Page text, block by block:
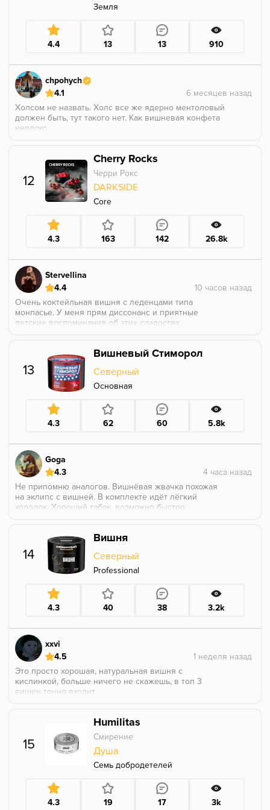
Земля
4.4 13 13 910
chpohych
4.1
Холсом не назвать. Холс все же ядерно ментоловый
должен быть, тут такого нет. Как вишневая конфета
неплохо.
12
Cherry Rocks
Черри Рокс
DARKSIDE
Core
4.3 163 142 26.8k
Stervellina
4.4
Очень коктейльная вишня с леденцами типа
монпасье. У меня прям диссонанс и приятные
детские воспоминания об этих сладостях.
13
Вишневый Стиморол
Северный
Основная
4.3 62 60 5.8k
Goga
4.3
Не припомню аналогов. Вишнёвая жвачка похожая
на эклипс с вишней. В комплекте идёт лёгкий
холодок. Хороший табак, возможно быстро
14
Вишня
Северный
Professional
4.3 40 38 3.2k
xxvi
4.5
Это просто хорошая, натуральная вишня с
кислинкой, больше ничего не скажешь, в топ 3
вишен точно входит.
15
Humilitas
Смирение
Душа
Семь добродетелей
4.3 19 17 3k